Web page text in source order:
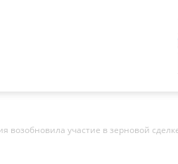
возобновила участие в зерновой